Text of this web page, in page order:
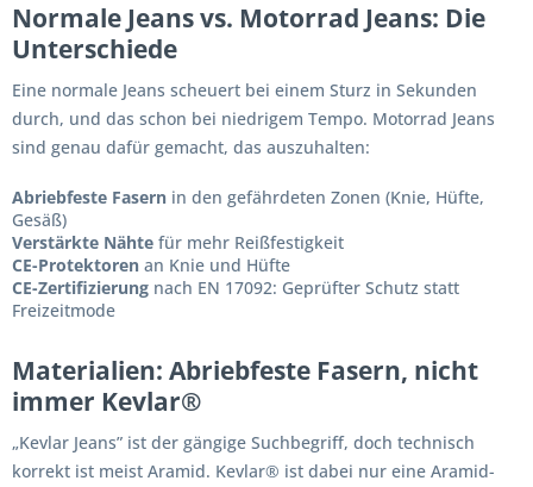
Normale Jeans vs. Motorrad Jeans: Die
Unterschiede
Eine normale Jeans scheuert bei einem Sturz in Sekunden
durch, und das schon bei niedrigem Tempo. Motorrad Jeans
sind genau dafür gemacht, das auszuhalten:
Abriebfeste Fasern in den gefährdeten Zonen (Knie, Hüfte,
Gesäß)
Verstärkte Nähte für mehr Reißfestigkeit
CE-Protektoren an Knie und Hüfte
CE-Zertifizierung nach EN 17092: Geprüfter Schutz statt
Freizeitmode
Materialien: Abriebfeste Fasern, nicht
immer Kevlar®
„Kevlar Jeans” ist der gängige Suchbegriff, doch technisch
korrekt ist meist Aramid. Kevlar® ist dabei nur eine Aramid-